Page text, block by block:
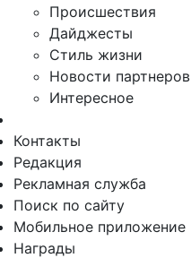
Происшествия
Дайджесты
Стиль жизни
Новости партнеров
Интересное
Контакты
Редакция
Рекламная служба
Поиск по сайту
Мобильное приложение
Награды